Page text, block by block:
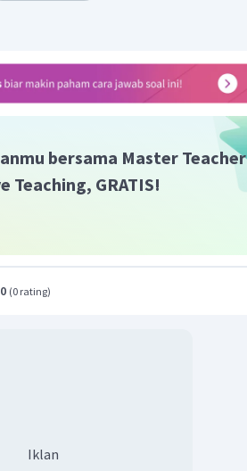
bersama Master Teacher
Teaching, GRATIS!
(0 rating)
Iklan